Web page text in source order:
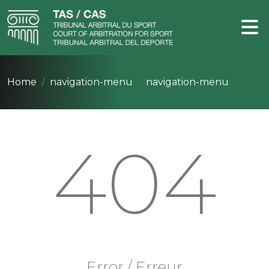
Home navigation-menu navigation-menu
404